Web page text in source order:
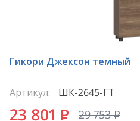
Гикори Джексон темный
Артикул: ШК-2645-ГТ
23 801 P 29 753P